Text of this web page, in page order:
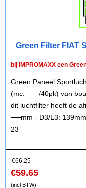
Green Filter FIAT
bij IMPROMAXX een
Green Paneel
(mc: ── /40pk) van
dit luchtfilter heeft de
──mm - D3/L3:
23
€66.25
€59.65
(incl BTW)